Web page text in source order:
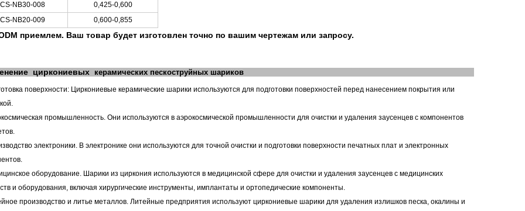
CS-NB30-008
0,425-0,600
CS-NB20-009
0,600-0,855
приемлем. Ваш товар будет изготовлен точно по вашим чертежам или запросу.
циркониевых керамических пескоструйных шариков
поверхности: Циркониевые керамические шарики используются для подготовки поверхностей перед нанесением покрытия или
промышленность. Они используются в аэрокосмической промышленности для очистки и удаления заусенцев с компонентов
электроники. В электронике они используются для точной очистки и подготовки поверхности печатных плат и электронных
оборудование. Шарики из циркония используются в медицинской сфере для очистки и удаления заусенцев с медицинских
и оборудования, включая хирургические инструменты, имплантаты и ортопедические компоненты.
производство и литье металлов. Литейные предприятия используют циркониевые шарики для удаления излишков песка, окалины и